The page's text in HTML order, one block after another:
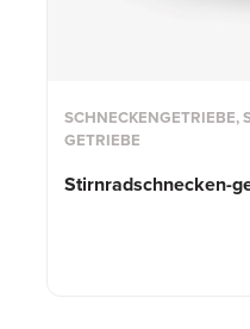
SCHNECKENGETRIEBE,
GETRIEBE
Stirnradschnecken-